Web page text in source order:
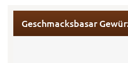
Geschmacksbasar